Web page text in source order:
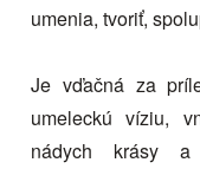
umenia, tvoriť,
Je vďačná za
umeleckú víziu,
nádych krásy a